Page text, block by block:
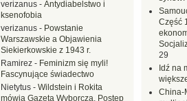
Część
29
Idź na
China-
verizanus - Antydiabelstwo i
ksenofobia
verizanus - Powstanie
Warszawskie a Objawienia
Siekierkowskie z 1943 r.
Ramirez - Feminizm się myli!
Fascynujące świadectwo
Nietytus - Wildstein i Rokita
mówią Gazetą Wyborczą. Postęp